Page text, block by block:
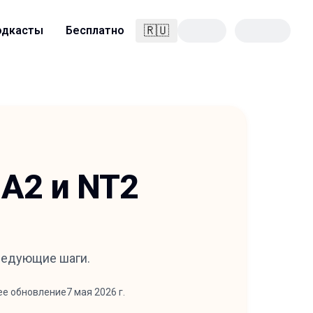
Бесплатно 🇷🇺Русский
и NT2
шаги.
обновление7 мая 2026 г.